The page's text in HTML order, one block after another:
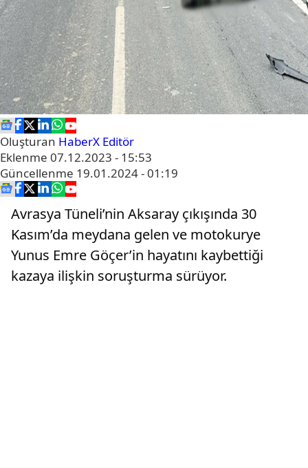
Oluşturan HaberX Editör
Eklenme 07.12.2023 - 15:53
Güncellenme 19.01.2024 - 01:19
Avrasya Tüneli’nin Aksaray çıkışında 30
Kasım’da meydana gelen ve motokurye
Yunus Emre Göçer’in hayatını kaybettiği
kazaya ilişkin soruşturma sürüyor.